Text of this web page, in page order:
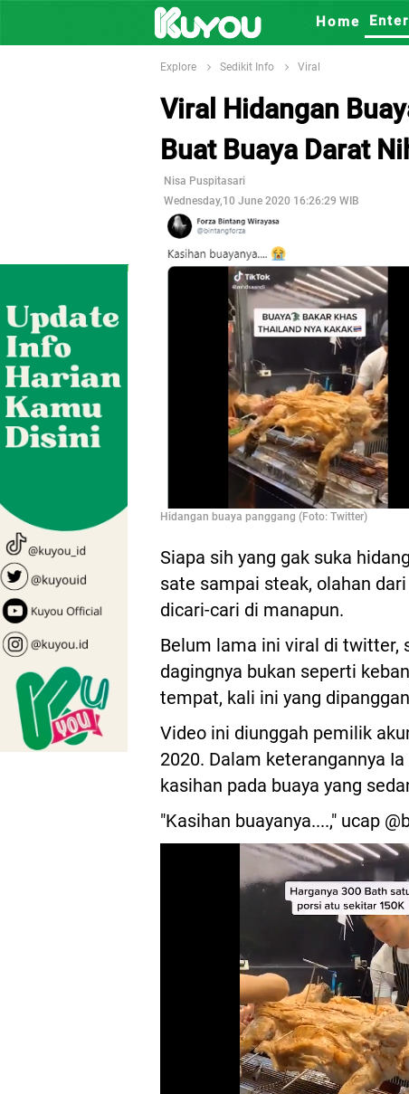
Home
Explore Sedikit Info Viral
Viral Hidangan
Buat Buaya Darat
Nisa Puspitasari
Wednesday,10 June 2020 16:26:29 WIB
Hidangan buaya panggang (Foto: Twitter)
Siapa sih yang gak suka
sate sampai steak, olahan
dicari-cari di manapun.
Belum lama ini viral di twitter,
dagingnya bukan seperti
tempat, kali ini yang
Video ini diunggah pemilik
2020. Dalam keterangannya
kasihan pada buaya yang
"Kasihan buayanya....," ucap